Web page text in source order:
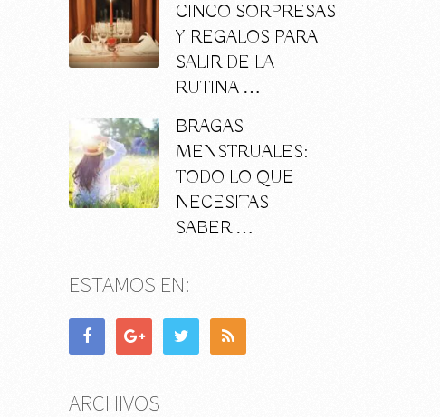
CINCO SORPRESAS
Y REGALOS PARA
SALIR DE LA
RUTINA …
BRAGAS
MENSTRUALES:
TODO LO QUE
NECESITAS
SABER …
ESTAMOS EN:
ARCHIVOS